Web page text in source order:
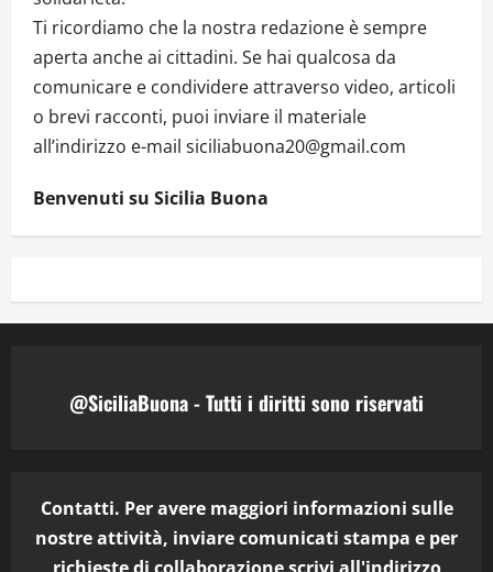
Ti ricordiamo che la nostra redazione è sempre
aperta anche ai cittadini. Se hai qualcosa da
comunicare e condividere attraverso video, articoli
o brevi racconti, puoi inviare il materiale
all’indirizzo e-mail siciliabuona20@gmail.com
Benvenuti su Sicilia Buona
@SiciliaBuona - Tutti i diritti sono riservati
Contatti. Per avere maggiori informazioni sulle
nostre attività, inviare comunicati stampa e per